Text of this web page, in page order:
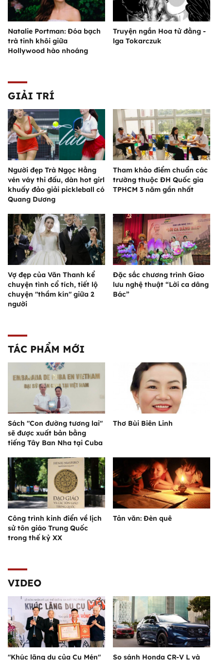
Natalie Portman: Đóa bạch
trà tinh khôi giữa
Hollywood hào nhoáng
Truyện ngắn Hoa tử đằng -
lga Tokarczuk
GIẢI TRÍ
Người đẹp Trà Ngọc Hằng
vén váy thi đấu, dàn hot girl
khuấy đảo giải pickleball có
Quang Dương
Tham khảo điểm chuẩn các
trường thuộc ĐH Quốc gia
TPHCM 3 năm gần nhất
Vợ đẹp của Văn Thanh kể
chuyện tình cổ tích, tiết lộ
chuyện "thầm kín" giữa 2
người
Đặc sắc chương trình Giao
lưu nghệ thuật “Lời ca dâng
Bác”
TÁC PHẨM MỚI
Sách "Con đường tương lai"
sẽ được xuất bản bằng
tiếng Tây Ban Nha tại Cuba
Thơ Bùi Biên Linh
Công trình kinh điển về lịch
sử tôn giáo Trung Quốc
trong thế kỷ XX
Tản văn: Đèn quê
VIDEO
"Khúc lãng du của Cụ Mén"
So sánh Honda CR-V L và